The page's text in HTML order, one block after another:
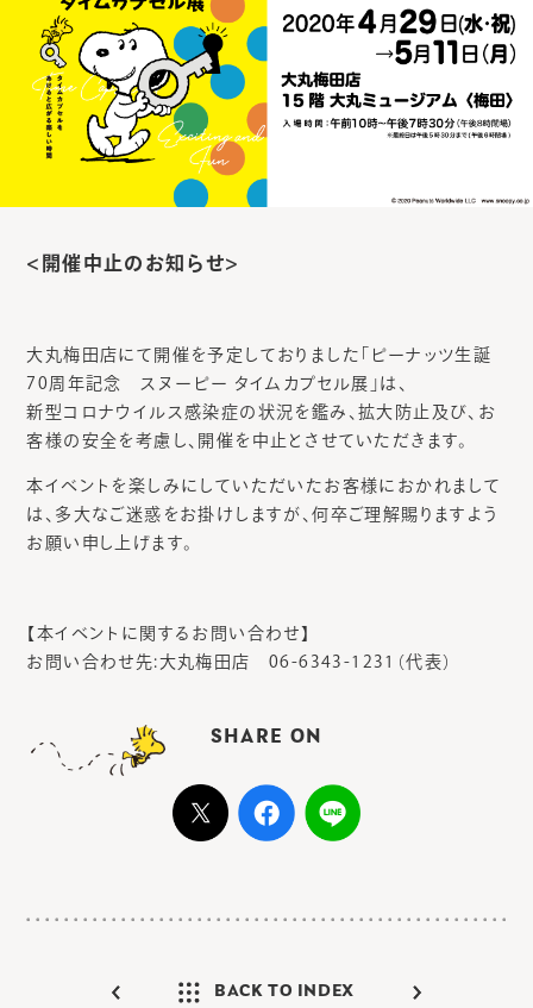
< 開催中止のお知らせ>
大丸梅田店にて開催を予定しておりました「ピーナッツ生誕
70周年記念 スヌーピー タイムカプセル展」は、
新型コロナウイルス感染症の状況を鑑み、拡大防止及び、お
客様の安全を考慮し、開催を中止とさせていただきます。
本イベントを楽しみにしていただいたお客様におかれまして
は、多大なご迷惑をお掛けしますが、何卒ご理解賜りますよう
お願い申し上げます。
【本イベントに関するお問い合わせ】
お問い合わせ先:大丸梅田店 06-6343-1231（代表）
SHARE ON
BACK TO INDEX